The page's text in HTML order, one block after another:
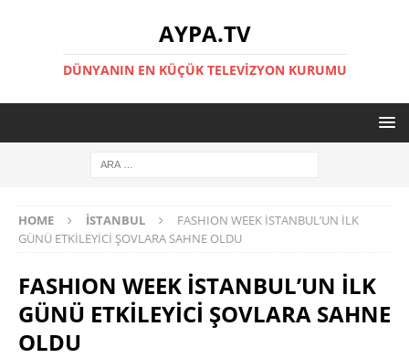
AYPA.TV
DÜNYANIN EN KÜÇÜK TELEVIZYON KURUMU
HOME İSTANBUL
FASHION WEEK İSTANBUL’UN İLK
GÜNÜ ETKİLEYİCİ ŞOVLARA SAHNE OLDU
FASHION WEEK İSTANBUL’UN İLK
GÜNÜ ETKİLEYİCİ ŞOVLARA SAHNE
OLDU